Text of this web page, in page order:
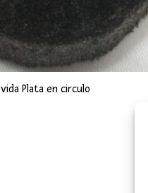
Plata en circulo